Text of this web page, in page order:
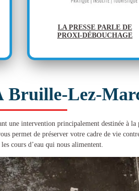
LA PRESSE PARLE DE
PROXI-DÉBOUCHAGE
Bruille-Lez-
une intervention principalement destinée à la
permet de préserver votre cadre de vie
cours d’eau qui nous alimentent.